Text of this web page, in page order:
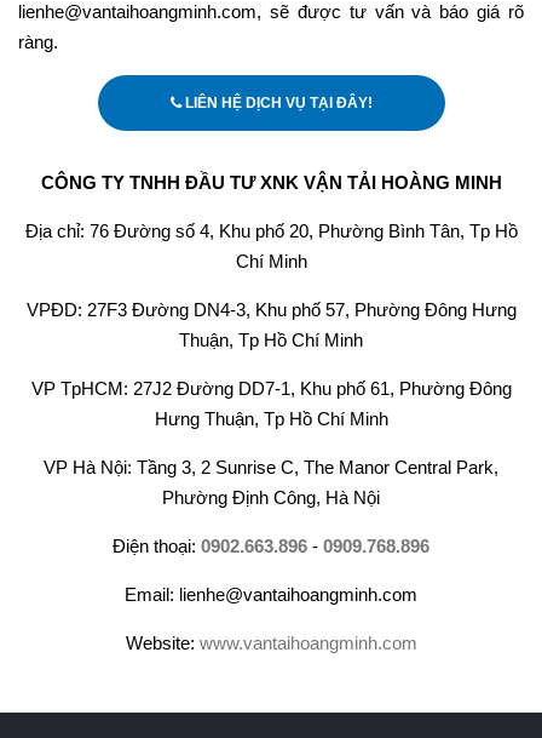
lienhe@vantaihoangminh.com, sẽ được tư vấn và báo giá rõ
ràng.
LIÊN HỆ DỊCH VỤ TẠI ĐÂY!
CÔNG TY TNHH ĐẦU TƯ XNK VẬN TẢI HOÀNG MINH
Địa chỉ: 76 Đường số 4, Khu phố 20, Phường Bình Tân, Tp Hồ
Chí Minh
VPĐD: 27F3 Đường DN4-3, Khu phố 57, Phường Đông Hưng
Thuận, Tp Hồ Chí Minh
VP TpHCM: 27J2 Đường DD7-1, Khu phố 61, Phường Đông
Hưng Thuận, Tp Hồ Chí Minh
VP Hà Nội: Tầng 3, 2 Sunrise C, The Manor Central Park,
Phường Định Công, Hà Nội
Điện thoại: 0902.663.896 - 0909.768.896
Email: lienhe@vantaihoangminh.com
Website: www.vantaihoangminh.com